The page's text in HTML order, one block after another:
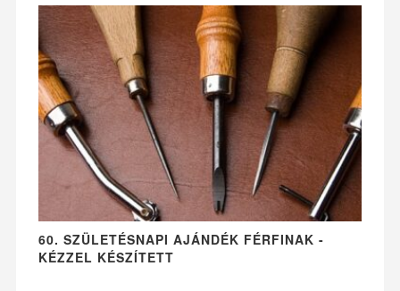
60. SZÜLETÉSNAPI AJÁNDÉK FÉRFINAK -
KÉZZEL KÉSZÍTETT